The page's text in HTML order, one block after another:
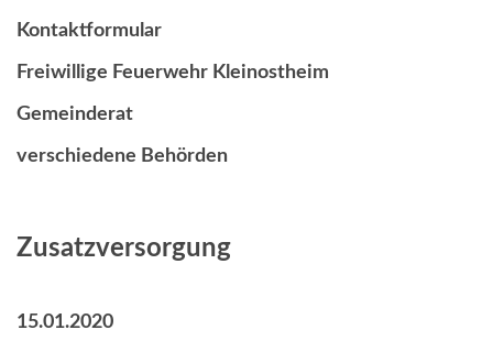
Kontaktformular
Freiwillige Feuerwehr Kleinostheim
Gemeinderat
verschiedene Behörden
Zusatzversorgung
15.01.2020